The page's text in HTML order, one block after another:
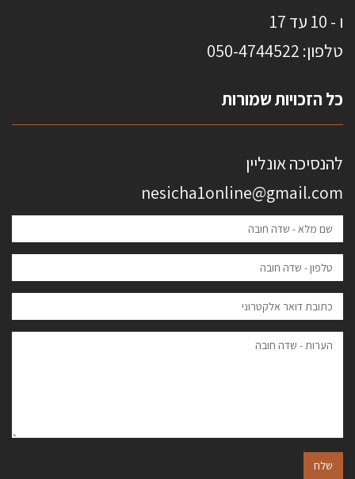
ו - 10 עד 17
טלפון: 0 50-4744522
כל הזכויות שמורות
להנסיכה אונליין
nesicha1online@gmail.com
שלח